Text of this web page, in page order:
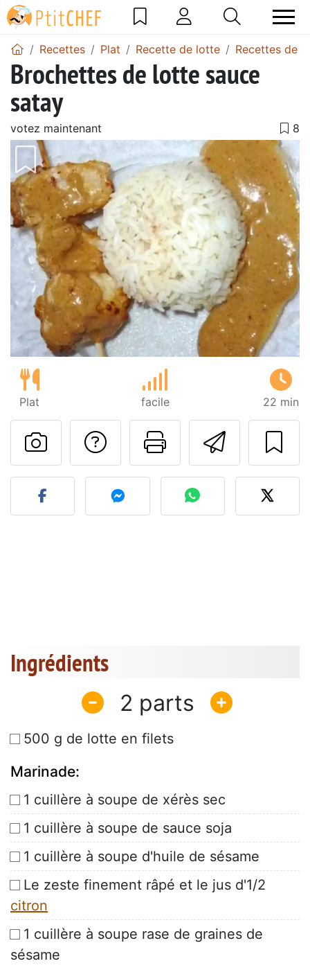
Recettes Plat Recette de lotte Recettes de
Brochettes de lotte sauce
satay
votez maintenant
Plat facile 22 min
Imprimer
Poser une
Publier votre photo de
Ingrédients
2
500 g de lotte en filets
Marinade:
1 cuillère à soupe de xérès sec
1 cuillère à soupe de sauce soja
1 cuillère à soupe d'huile de sésame
Le zeste finement râpé et le jus d'1/2
citron
1 cuillère à soupe rase de graines de
sésame